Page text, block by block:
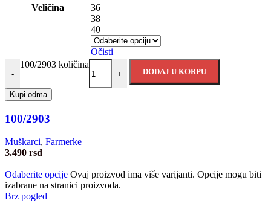
Veličina
36
38
40
Očisti
-
100/2903 količina
+ DODAJ U KORPU
Kupi odma
100/2903
Muškarci, Farmerke
3.490 rsd
Odaberite opcije Ovaj proizvod ima više varijanti. Opcije mogu biti
izabrane na stranici proizvoda.
Brz pogled